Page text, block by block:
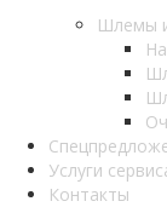
Шлемы
Услуги
Контакты